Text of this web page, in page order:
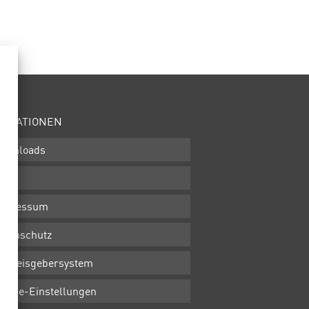
Einstellungen